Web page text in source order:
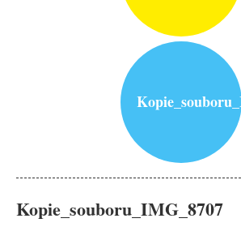
Kopie_souboru_IMG_8707